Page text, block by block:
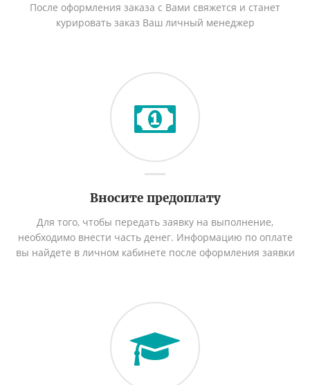
После оформления заказа с Вами свяжется и станет
курировать заказ Ваш личный менеджер
Вносите предоплату
Для того, чтобы передать заявку на выполнение,
необходимо внести часть денег. Информацию по оплате
вы найдете в личном кабинете после оформления заявки